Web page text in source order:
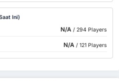
Ini)
N/A / 294 Players
N/A / 121 Players